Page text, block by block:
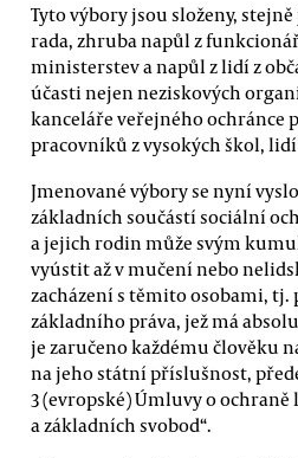
Tyto výbory jsou složeny,
rada, zhruba napůl z
ministerstev a napůl z lidí z
účasti nejen neziskových
kanceláře veřejného ochránce
pracovníků z vysokých škol,
Jmenované výbory se nyní
základních součástí sociální
a jejich rodin může svým
vyústit až v mučení nebo
zacházení s těmito osobami,
základního práva, jež má
je zaručeno každému člověku
na jeho státní příslušnost,
3 (evropské) Úmluvy o
a základních svobod“.